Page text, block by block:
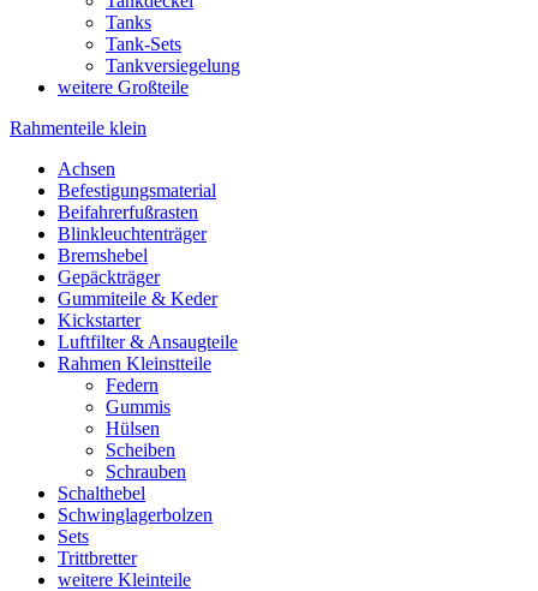
Tanks
Tank-Sets
Tankversiegelung
weitere Großteile
Rahmenteile klein
Achsen
Befestigungsmaterial
Beifahrerfußrasten
Blinkleuchtenträger
Bremshebel
Gepäckträger
Gummiteile & Keder
Kickstarter
Luftfilter & Ansaugteile
Rahmen Kleinstteile
Federn
Gummis
Hülsen
Scheiben
Schrauben
Schalthebel
Schwinglagerbolzen
Sets
Trittbretter
weitere Kleinteile